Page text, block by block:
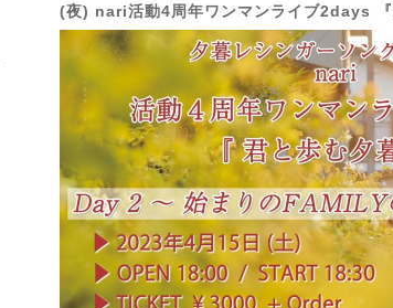
(夜) nari活動4周年ワンマンライブ2days